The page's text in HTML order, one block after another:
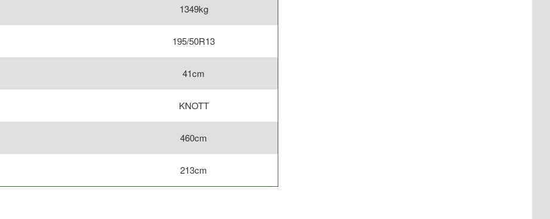
1349kg
195/50R13
41cm
KNOTT
460cm
213cm